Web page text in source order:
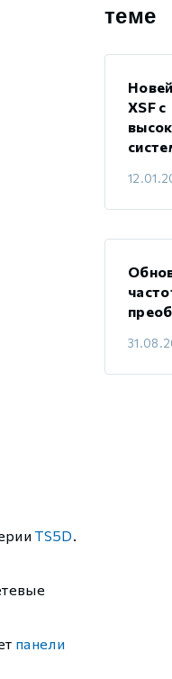
TS5D
панели
теме
XSF с